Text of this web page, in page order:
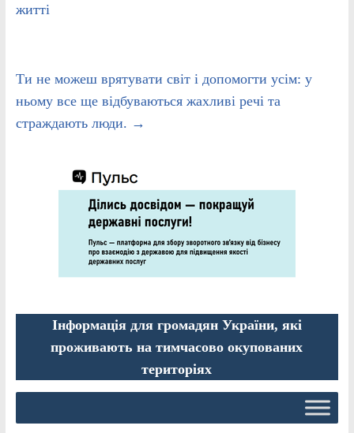
житті
Ти не можеш врятувати світ і допомогти усім: у
ньому все ще відбуваються жахливі речі та
страждають люди. →
Інформація для громадян України, які
проживають на тимчасово окупованих
територіях